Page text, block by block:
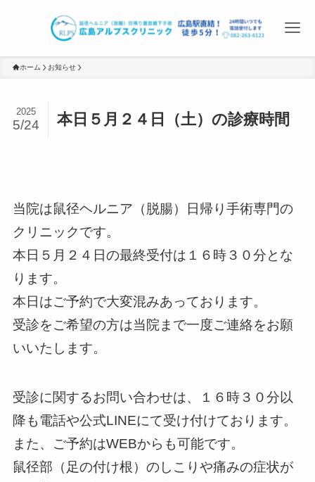
ホーム お知らせ
本日５月２４日（土）の診療時間
2025
5/24
当院は鼠径ヘルニア（脱腸）日帰り手術専門の
クリニックです。
本日５月２４日の最終受付は１６時３０分とな
ります。
本日はご予約で大変混みあっております。
受診をご希望の方は当院まで一度ご連絡をお願
いいたします。
受診に関するお問い合わせは、１６時３０分以
降も電話や公式LINEにて受け付けております。
また、ご予約はWEBからも可能です。
鼠径部（足の付け根）のしこりや痛みの症状が